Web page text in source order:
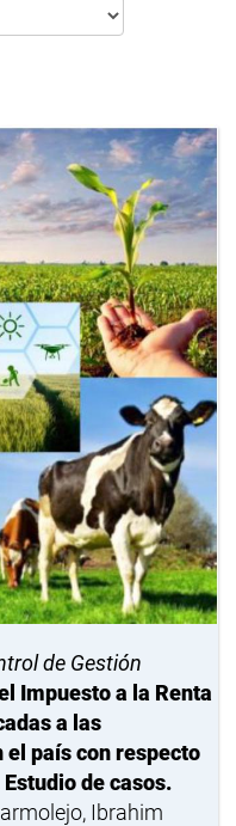
de Gestión
Impuesto a la Renta
a las
país con respecto
de casos.
Ibrahim